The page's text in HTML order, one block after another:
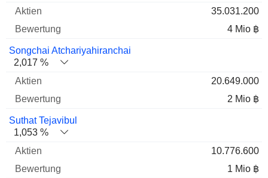
35.031.200
4 Mio ฿
Songchai Atchariyahiranchai
2,017 %
20.649.000
2 Mio ฿
Suthat Tejavibul
1,053 %
10.776.600
1 Mio ฿